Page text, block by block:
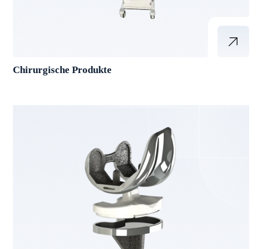
Chirurgische Produkte